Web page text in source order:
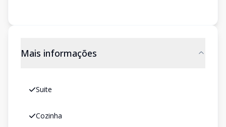
Mais informações
Suite
Cozinha